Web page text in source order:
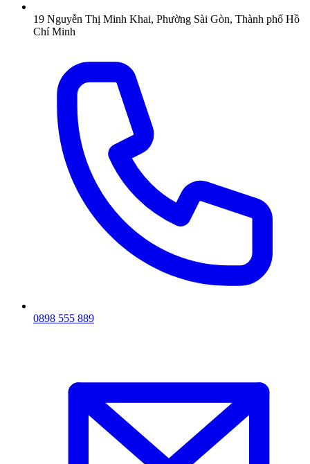
19 Nguyễn Thị Minh Khai, Phường Sài Gòn, Thành phố Hồ
Chí Minh
0898 555 889